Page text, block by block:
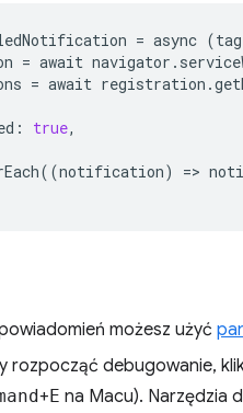
= async (tag
= await navigator .
= await registration .
: true,
((notification) =>
możesz użyć
rozpocząć debugowanie,
+E na Macu). Narzędzia